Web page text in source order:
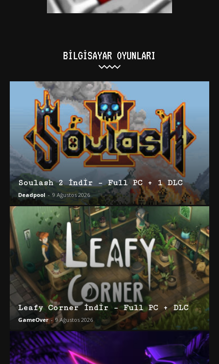
BILGISAYAR OYUNLARI
Soulash 2 İndir – Full PC + 1 DLC
Deadpool - 9 Ağustos 2026
Leafy Corner İndir – Full PC + DLC
GameOver - 9 Ağustos 2026